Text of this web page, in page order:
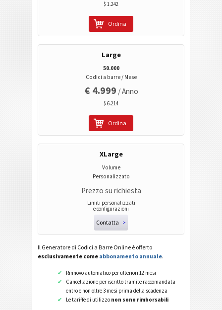
$ 1.242
Ordina
Large
50.000
Codici a barre / Mese
€ 4.999 / Anno
$ 6.214
Ordina
XLarge
Volume
Personalizzato
Prezzo su richiesta
Limiti personalizzati
e configurazioni
Contatta >
Il Generatore di Codici a Barre Online è offerto
esclusivamente come abbonamento annuale.
Rinnovo automatico per ulteriori 12 mesi
Cancellazione per iscritto tramite raccomandata
entro e non oltre 3 mesi prima della scadenza
Le tariffe di utilizzo non sono rimborsabili